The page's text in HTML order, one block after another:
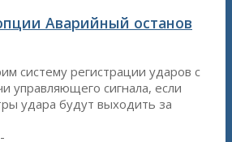
Аварийный останов
систему регистрации ударов с
управляющего сигнала, если
удара будут выходить за